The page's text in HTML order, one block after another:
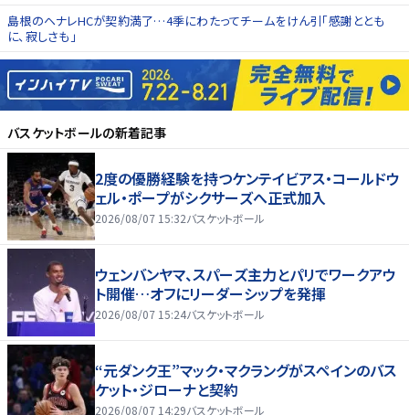
島根のヘナレHCが契約満了…4季にわたってチームをけん引「感謝ととも
に、寂しさも」
バスケットボールの新着記事
2度の優勝経験を持つケンテイビアス・コールドウ
ェル・ポープがシクサーズへ正式加入
2026/08/07 15:32バスケットボール
ウェンバンヤマ、スパーズ主力とパリでワークアウ
ト開催…オフにリーダーシップを発揮
2026/08/07 15:24バスケットボール
“元ダンク王”マック・マクラングがスペインのバス
ケット・ジローナと契約
2026/08/07 14:29バスケットボール